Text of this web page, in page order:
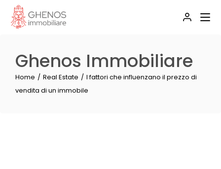
Ghenos Immobiliare
Home Real Estate
I fattori che influenzano il prezzo di
vendita di un immobile